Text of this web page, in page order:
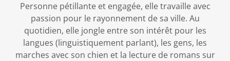
Personne pétillante et engagée, elle travaille avec
passion pour le rayonnement de sa ville. Au
quotidien, elle jongle entre son intérêt pour les
langues (linguistiquement parlant), les gens, les
marches avec son chien et la lecture de romans sur